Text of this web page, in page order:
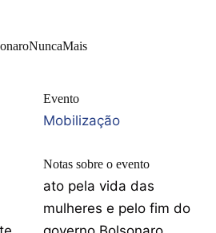
Evento
Mobilização
Notas sobre o evento
ato pela vida das
mulheres e pelo fim do